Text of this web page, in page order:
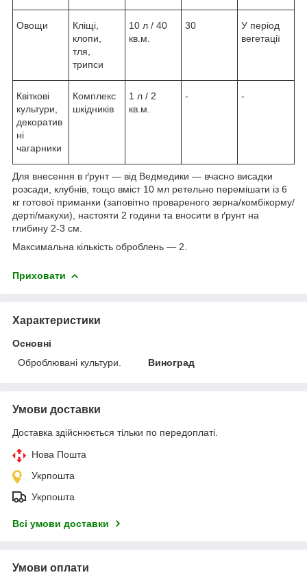
Овощи
Кліщі,
клопи,
тля,
трипси
10 л / 40
кв.м.
30
У період
вегетації
Квіткові
культури,
декоратив
ні
чагарники
Комплекс
шкідників
1 л / 2
кв.м.
- -
Для внесення в ґрунт — від Ведмедики — вчасно висадки
розсади, клубнів, тощо вміст 10 мл ретельно перемішати із 6
кг готової приманки (заповітно провареного зерна/комбікорму/
дерті/макухи), настояти 2 години та вносити в ґрунт на
глибину 2-3 см.
Максимальна кількість оброблень — 2.
Приховати
Характеристики
Основні
Оброблювані культури.
Виноград
Умови доставки
Доставка здійснюється тільки по передоплаті.
Нова Пошта
Укрпошта
Укрпошта
Всі умови доставки
Умови оплати